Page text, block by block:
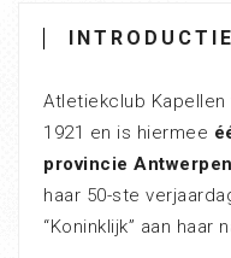
INTRODUCTIE
Atletiekclub
1921 en is hiermee
provincie Antwerpen
haar 50-ste
“Koninklijk” aan haar